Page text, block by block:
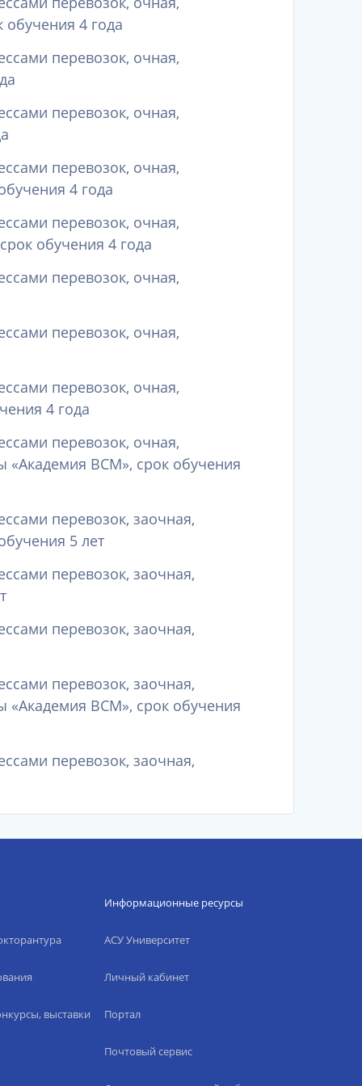
обучения 4 года
перевозок, очная,
перевозок, очная,
перевозок, очная,
4 года
перевозок, очная,
обучения 4 года
перевозок, очная,
перевозок, очная,
перевозок, очная,
4 года
перевозок, очная,
ВСМ», срок обучения
перевозок, заочная,
5 лет
перевозок, заочная,
перевозок, заочная,
перевозок, заочная,
ВСМ», срок обучения
перевозок, заочная,
выставки
Информационные ресурсы
АСУ Университет
Личный кабинет
Портал
Почтовый сервис